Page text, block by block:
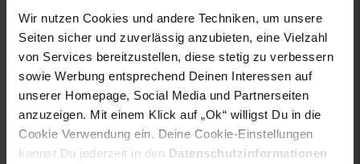
Wir nutzen Cookies und andere Techniken, um unsere
Seiten sicher und zuverlässig anzubieten, eine Vielzahl
von Services bereitzustellen, diese stetig zu verbessern
sowie Werbung entsprechend Deinen Interessen auf
unserer Homepage, Social Media und Partnerseiten
anzuzeigen. Mit einem Klick auf „Ok“ willigst Du in die
Cookie Verwendung ein. Deine Cookie-Einstellungen
kannst Du jederzeit in den Datenschutzinformationen
Kinder-Elektroauto
Mercedes AMG GLC 63S
Coupé, 4x4-Antrieb,
Fernbedienung, 140 Watt,
LED, EVA-Reifen (Weiß)
NUR
Actionbikes Kinderfahrrad
Butterfly 20 Zoll, Pink,
Fahrradständer,
Kettenschutz,
Antirutschgriffel
(Weiß/Pink)
Kundenbewertung: 5 von 5
NUR